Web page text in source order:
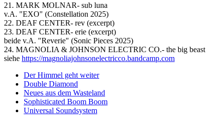
21. MARK MOLNAR- sub luna
v.A. "EXO" (Constellation 2025)
22. DEAF CENTER- rev (excerpt)
23. DEAF CENTER- erie (excerpt)
beide v.A. "Reverie" (Sonic Pieces 2025)
24. MAGNOLIA & JOHNSON ELECTRIC CO.- the big beast
siehe https://magnoliajohnsonelectricco.bandcamp.com
Der Himmel geht weiter
Double Diamond
Neues aus dem Wasteland
Sophisticated Boom Boom
Universal Soundsystem